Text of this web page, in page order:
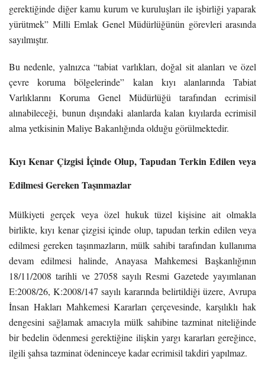
gerektiğinde diğer kamu kurum ve kuruluşları ile işbirliği yaparak
yürütmek” Milli Emlak Genel Müdürlüğünün görevleri arasında
sayılmıştır.
Bu nedenle, yalnızca “tabiat varlıkları, doğal sit alanları ve özel
çevre koruma bölgelerinde” kalan kıyı alanlarında Tabiat
Varlıklarını Koruma Genel Müdürlüğü tarafından ecrimisil
alınabileceği, bunun dışındaki alanlarda kalan kıyılarda ecrimisil
alma yetkisinin Maliye Bakanlığında olduğu görülmektedir.
Kıyı Kenar Çizgisi İçinde Olup, Tapudan Terkin Edilen veya
Edilmesi Gereken Taşınmazlar
Mülkiyeti gerçek veya özel hukuk tüzel kişisine ait olmakla
birlikte, kıyı kenar çizgisi içinde olup, tapudan terkin edilen veya
edilmesi gereken taşınmazların, mülk sahibi tarafından kullanıma
devam edilmesi halinde, Anayasa Mahkemesi Başkanlığının
18/11/2008 tarihli ve 27058 sayılı Resmi Gazetede yayımlanan
E:2008/26, K:2008/147 sayılı kararında belirtildiği üzere, Avrupa
İnsan Hakları Mahkemesi Kararları çerçevesinde, karşılıklı hak
dengesini sağlamak amacıyla mülk sahibine tazminat niteliğinde
bir bedelin ödenmesi gerektiğine ilişkin yargı kararları gereğince,
ilgili şahsa tazminat ödeninceye kadar ecrimisil takdiri yapılmaz.